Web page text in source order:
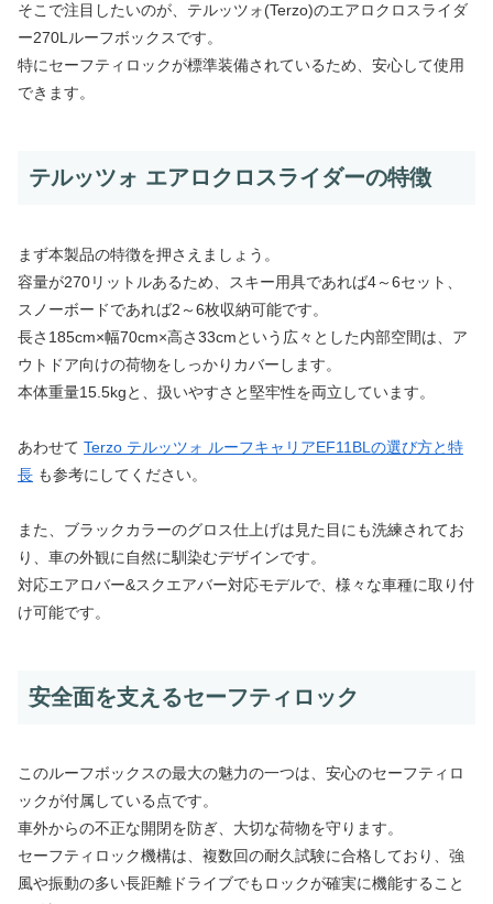
そこで注目したいのが、テルッツォ(Terzo)のエアロクロスライダ
ー270Lルーフボックスです。
特にセーフティロックが標準装備されているため、安心して使用
できます。
テルッツォ エアロクロスライダーの特徴
まず本製品の特徴を押さえましょう。
容量が270リットルあるため、スキー用具であれば4～6セット、
スノーボードであれば2～6枚収納可能です。
長さ185cm×幅70cm×高さ33cmという広々とした内部空間は、ア
ウトドア向けの荷物をしっかりカバーします。
本体重量15.5kgと、扱いやすさと堅牢性を両立しています。
あわせて Terzo テルッツォ ルーフキャリアEF11BLの選び方と特
長 も参考にしてください。
また、ブラックカラーのグロス仕上げは見た目にも洗練されてお
り、車の外観に自然に馴染むデザインです。
対応エアロバー&スクエアバー対応モデルで、様々な車種に取り付
け可能です。
安全面を支えるセーフティロック
このルーフボックスの最大の魅力の一つは、安心のセーフティロ
ックが付属している点です。
車外からの不正な開閉を防ぎ、大切な荷物を守ります。
セーフティロック機構は、複数回の耐久試験に合格しており、強
風や振動の多い長距離ドライブでもロックが確実に機能すること